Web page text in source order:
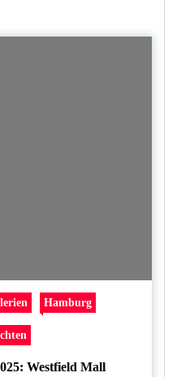
Hamburg
Westfield Mall